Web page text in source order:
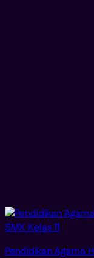
Pendidikan Agama